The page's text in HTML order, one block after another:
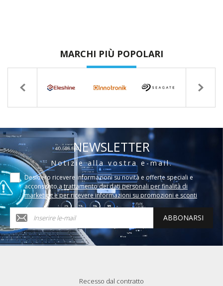
MARCHI PIÙ POPOLARI
NEWSLETTER
Notizie alla vostra e-mail.
Desidero ricevere informazioni su novità e offerte speciali e
acconsento a trattamento dei dati personali per finalità di
marketing e per ricevere informazioni su promozioni e sconti
ABBONARSI
Recesso dal contratto